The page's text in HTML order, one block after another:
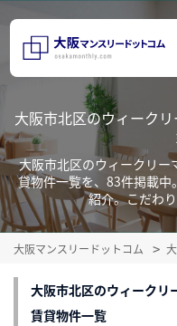
大阪市北区のウィーク
大阪市北区のウィークリ
貸物件一覧を、83件掲載
紹介。こだわ
大阪マンスリードットコム
大阪市北区のウィークリ
賃貸物件一覧